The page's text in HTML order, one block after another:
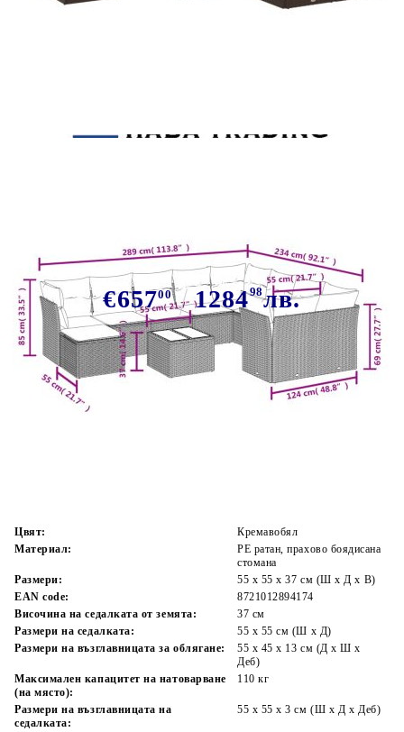
€65700 128498лв.
В наличност: 87 бр.
Цвят:
Кремавобял
Материал:
PE ратан, прахово боядисана
стомана
Размери:
55 x 55 x 37 см (Ш x Д x В)
EAN code:
8721012894174
Височина на седалката от земята:
37 см
Размери на седалката:
55 x 55 cм (Ш x Д)
Размери на възглавницата за облягане:
55 x 45 x 13 см (Д х Ш x
Деб)
Максимален капацитет на натоварване
(на място):
110 кг
Размери на възглавницата на
седалката:
55 x 55 x 3 см (Ш x Д x Деб)